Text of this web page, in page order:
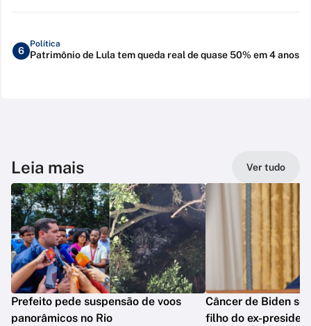
6
Política
Patrimônio de Lula tem queda real de quase 50% em 4 anos
Leia mais Ver tudo
Prefeito pede suspensão de voos
panorâmicos no Rio
Câncer de Biden se
filho do ex-